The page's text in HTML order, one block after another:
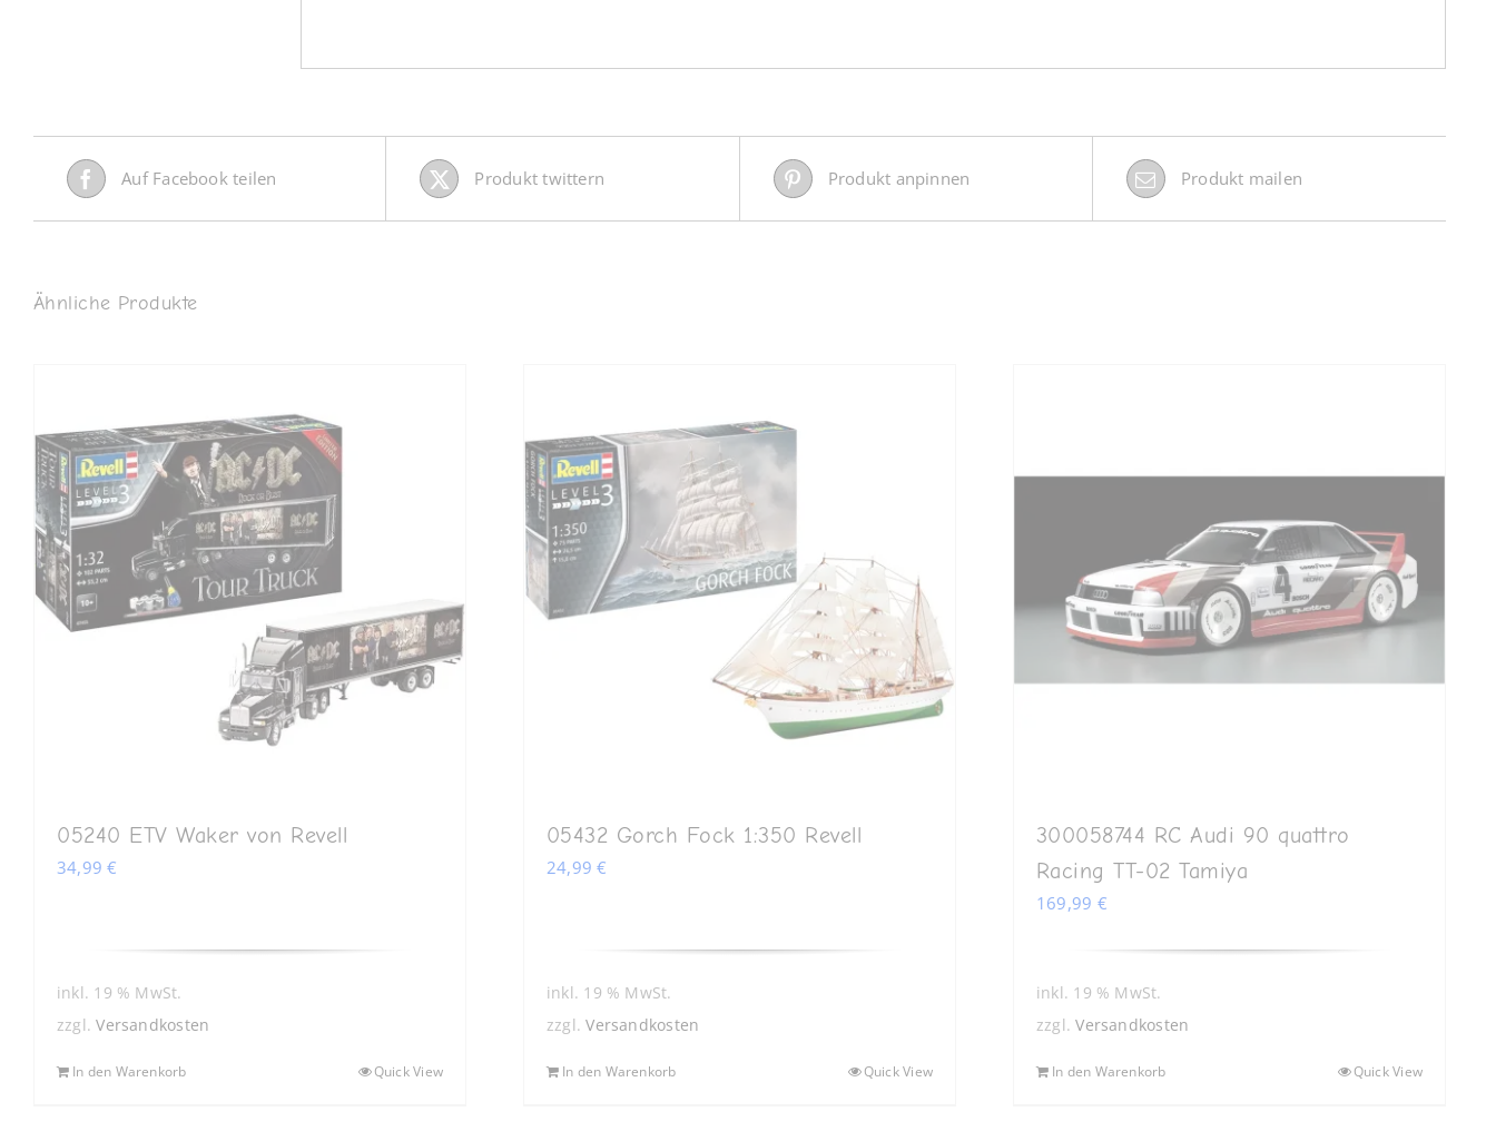
Auf Facebook teilen Produkt twittern Produkt anpinnen Produkt mailen
Ähnliche Produkte
05240 ETV Waker von Revell
34,99€
inkl. 19 % MwSt.
zzgl.Versandkosten
In den Warenkorb Quick View
05432 Gorch Fock 1:350 Revell
24,99€
inkl. 19 % MwSt.
zzgl.Versandkosten
In den Warenkorb Quick View
300058744 RC Audi 90 quattro
Racing TT-02 Tamiya
169,99 €
inkl. 19 % MwSt.
zzgl.Versandkosten
In den Warenkorb Quick View